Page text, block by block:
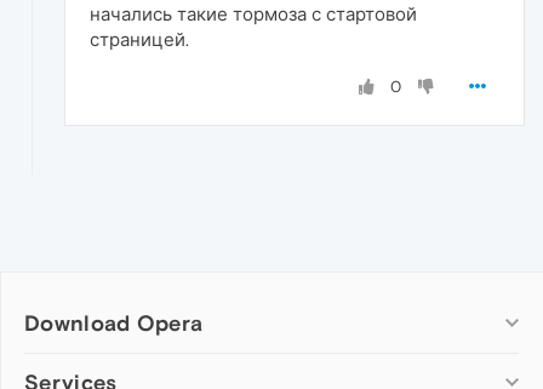
начались такие тормоза с стартовой
страницей.
0
Download Opera
Computer browsers
Services